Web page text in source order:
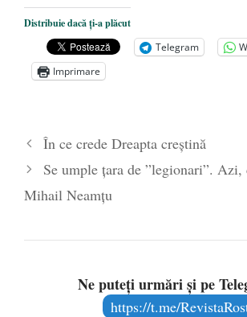
Paralele: ateul şi rugăciunea
octombrie 2020
Semne ale vremurilor sau
dialogurilor lui Soloviov
COVID-19 – analiză şi explicaţii
2020
Distribuie dacă ți-a plăcut
Telegram
Imprimare
În ce crede Dreapta creștină
Se umple țara de ”legionari”.
Mihail Neamțu
Ne puteți urmări și pe
https://t.me/